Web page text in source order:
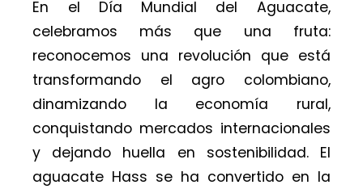
En el Día Mundial del Aguacate,
celebramos más que una fruta:
reconocemos una revolución que está
transformando el agro colombiano,
dinamizando la economía rural,
conquistando mercados internacionales
y dejando huella en sostenibilidad. El
aguacate Hass se ha convertido en la